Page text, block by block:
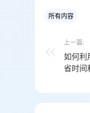
所有内容
上一篇:
如何利
省时间